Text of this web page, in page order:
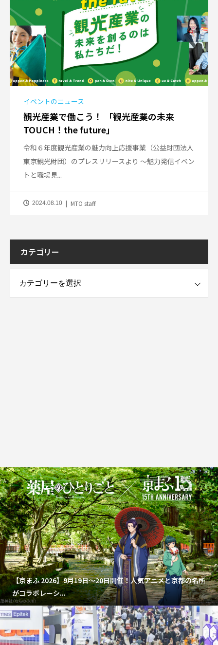
イベントのニュース
観光産業で働こう！ 「観光産業の未来
TOUCH！the future」
令和６年度観光産業の魅力向上応援事業（公益財団法人
東京観光財団）のプレスリリースより ～魅力発信イベン
トと職場見...
2024.08.10 MTO staff
カテゴリー
【京まふ 2026】9月19日～20日開催！人気アニメと京都の名所
がコラボレーシ...